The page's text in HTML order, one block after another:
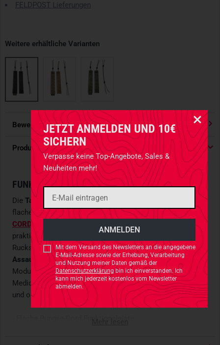
JETZT ANMELDEN UND 10€
SICHERN
Verpasse keine Top-Angebote, Sales &
Neuheiten mehr!
Mit dem Versand des Newsletters an die angegebene
E-Mail-Adresse sowie der Erhebung, Verarbeitung
und Nutzung meiner Daten gemäß der
Datenschutzerklärungbin ich einverstanden. Ich
kann mich jederzeit kostenlos vom Newsletter
abmelden.
FELDPOST Lieferungen
Weitere erhältliche Varianten
Bewertungen 4.91/ 5 Sternen
Produktdetails
FUNKTIONSLEISTE FÜR OPTIMALE ORDNUNG
Die Tasmanian Tiger Modular Collector Straps VL
flache Funktionsleisten mit Bungee-Cord, die aus robustem
CORDURA 700 den
praktischen Hakenklettrückseite in alle modularen TT
Rucksäcke -wie dem TT Modular Pack 30 oder TT Medic
Assault Pack L- eingeklettet werden können. Mit dem TT
Modular Collector Strap Set VL lässt sich kleinteilige
Medic-Gear und essentielleEDC-Gadgets optimal ordnen
und organisieren.